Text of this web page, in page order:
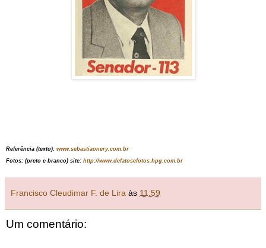
Referência (texto): www.sebastiaonery.com.br
Fotos: (preto e branco) site: http://www.defatosefotos.hpg.com.br
Francisco Cleudimar F. de Lira às 11:59
Um comentário: